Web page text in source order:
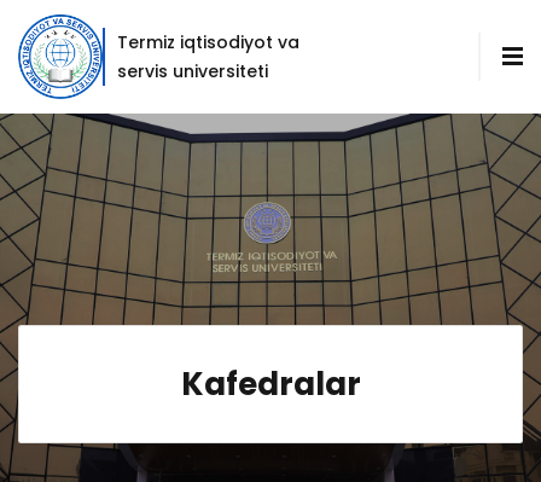
Termiz iqtisodiyot va
servis universiteti
Kafedralar